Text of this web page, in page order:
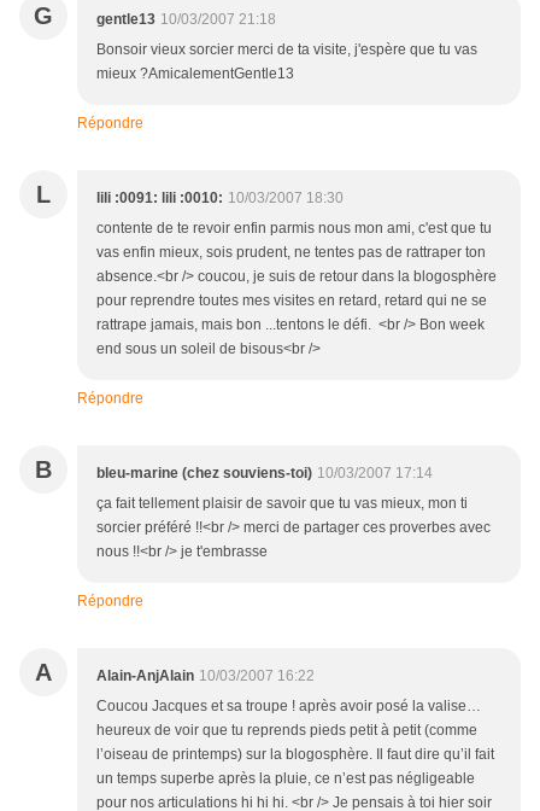
G gentle13 10/03/2007 21:18
Bonsoir vieux sorcier merci de ta visite, j'espère que tu vas
mieux ?AmicalementGentle13
Répondre
L lili :0091: lili :0010: 10/03/2007 18:30
contente de te revoir enfin parmis nous mon ami, c'est que tu
vas enfin mieux, sois prudent, ne tentes pas de rattraper ton
absence.<br /> coucou, je suis de retour dans la blogosphère
pour reprendre toutes mes visites en retard, retard qui ne se
rattrape jamais, mais bon ...tentons le défi. <br /> Bon week
end sous un soleil de bisous<br />
Répondre
B bleu-marine (chez souviens-toi) 10/03/2007 17:14
ça fait tellement plaisir de savoir que tu vas mieux, mon ti
sorcier préféré !!<br /> merci de partager ces proverbes avec
nous !!<br /> je t'embrasse
Répondre
A Alain-AnjAlain 10/03/2007 16:22
Coucou Jacques et sa troupe ! après avoir posé la valise…
heureux de voir que tu reprends pieds petit à petit (comme
l’oiseau de printemps) sur la blogosphère. Il faut dire qu’il fait
un temps superbe après la pluie, ce n’est pas négligeable
pour nos articulations hi hi hi. <br /> Je pensais à toi hier soir